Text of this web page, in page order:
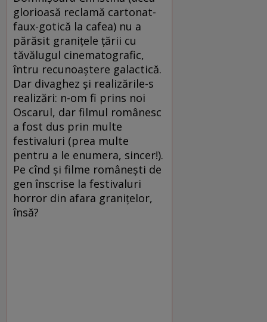
glorioasă reclamă cartonat-
faux-gotică la cafea) nu a
părăsit graniţele ţării cu
tăvălugul cinematografic,
întru recunoaştere galactică.
Dar divaghez şi realizările-s
realizări: n-om fi prins noi
Oscarul, dar filmul românesc
a fost dus prin multe
festivaluri (prea multe
pentru a le enumera, sincer!).
Pe cînd şi filme româneşti de
gen înscrise la festivaluri
horror din afara graniţelor,
însă?